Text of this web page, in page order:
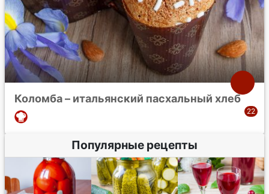
Коломба – итальянский пасхальный хлеб
Популярные рецепты